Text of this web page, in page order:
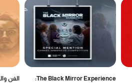
The Black Mirror Experience:
الفن